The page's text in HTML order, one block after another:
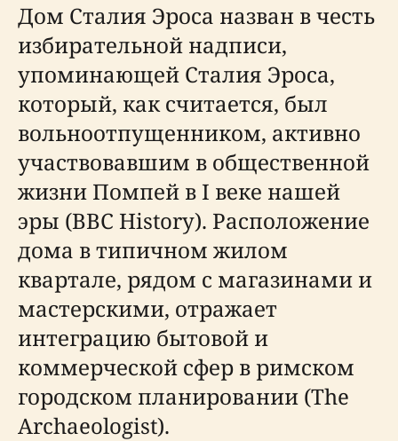
Дом Сталия Эроса назван в честь
избирательной надписи,
упоминающей Сталия Эроса,
который, как считается, был
вольноотпущенником, активно
участвовавшим в общественной
жизни Помпей в I веке нашей
эры (BBC History). Расположение
дома в типичном жилом
квартале, рядом с магазинами и
мастерскими, отражает
интеграцию бытовой и
коммерческой сфер в римском
городском планировании (The
Archaeologist).